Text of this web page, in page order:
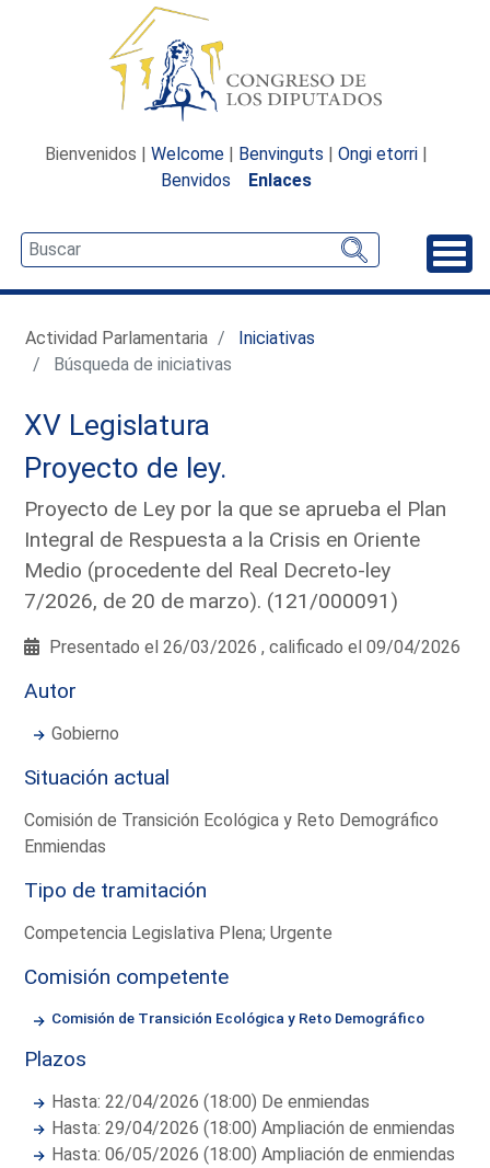
Bienvenidos | Welcome | Benvinguts | Ongi etorri |
Benvidos
Enlaces
Actividad Parlamentaria
Iniciativas
Búsqueda de iniciativas
XV Legislatura
Proyecto de ley.
Proyecto de Ley por la que se aprueba el Plan
Integral de Respuesta a la Crisis en Oriente
Medio (procedente del Real Decreto-ley
7/2026, de 20 de marzo). (121/000091)
Presentado el 26/03/2026 , calificado el 09/04/2026
Autor
Gobierno
Situación actual
Comisión de Transición Ecológica y Reto Demográfico
Enmiendas
Tipo de tramitación
Competencia Legislativa Plena; Urgente
Comisión competente
Comisión de Transición Ecológica y Reto Demográfico
Plazos
Hasta: 22/04/2026 (18:00) De enmiendas
Hasta: 29/04/2026 (18:00) Ampliación de enmiendas
Hasta: 06/05/2026 (18:00) Ampliación de enmiendas